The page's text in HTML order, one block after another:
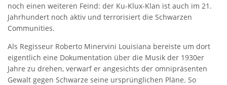
noch einen weiteren Feind: der Ku-Klux-Klan ist auch im 21.
Jahrhundert noch aktiv und terrorisiert die Schwarzen
Communities.
Als Regisseur Roberto Minervini Louisiana bereiste um dort
eigentlich eine Dokumentation über die Musik der 1930er
Jahre zu drehen, verwarf er angesichts der omnipräsenten
Gewalt gegen Schwarze seine ursprünglichen Pläne. So